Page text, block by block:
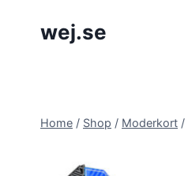
wej.se
Home / Shop / Moderkort /